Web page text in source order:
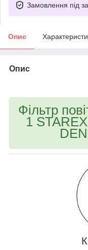
Замовлення під
Опис
Опис
Фільтр
1